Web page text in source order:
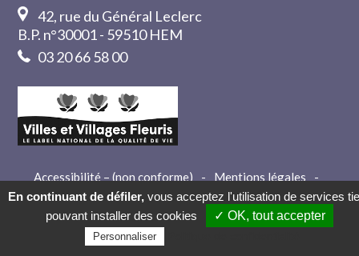
42, rue du Général Leclerc
B.P. n°30001 - 59510 HEM
03 20 66 58 00
Accessibilité – (non conforme) - Mentions légales
-
Crédits
- Contact
En continuant de défiler, vous acceptez l'utilisation de services
pouvant installer des cookies
✓ OK, tout accepter
Personnaliser